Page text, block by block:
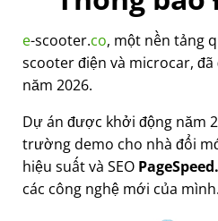
e-scooter.co, một nền tảng
scooter điện và microcar,
năm 2026.
Dự án được khởi động năm
trường demo cho nhà đổi
hiệu suất và SEO PageSpeed.
các công nghệ mới của mình.